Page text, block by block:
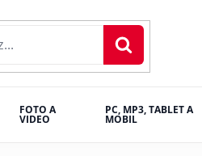
FOTO A
VIDEO
PC, MP3, TABLET A
MOBIL